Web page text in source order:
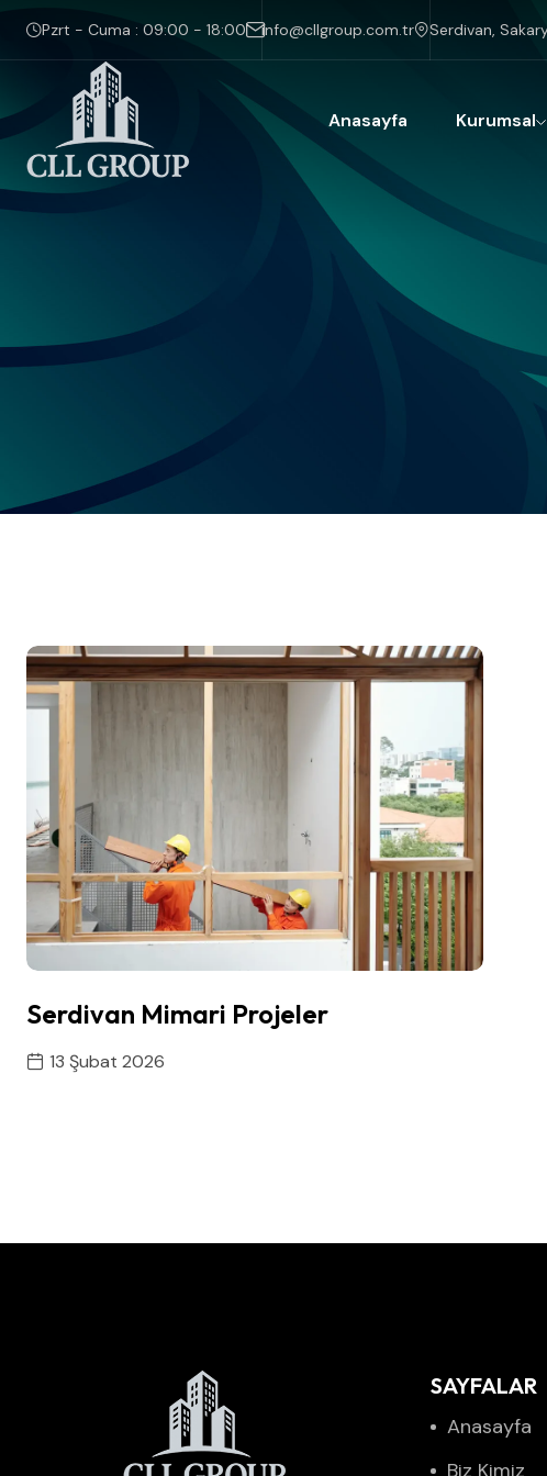
Pzrt - Cuma : 09:00 - 18:00 info@cllgroup.com.tr Serdivan,
Anasayfa Kurumsal
Serdivan Mimari Projeler
13 Şubat 2026
SAYFALAR
Anasayfa
Biz Kimiz